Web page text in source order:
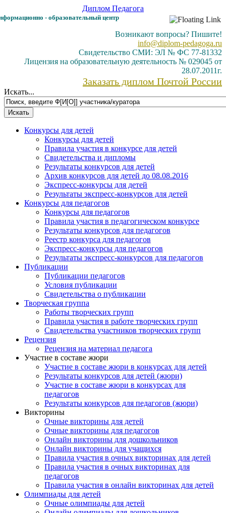
Диплом Педагога
- образовательный центр
Возникают вопросы? Пишите!
info@diplom-pedagoga.ru
Свидетельство СМИ: ЭЛ № ФС 77-81332
Лицензия на образовательную деятельность № 029045 от
28.07.2011г.
Заказать диплом Почтой России
Искать...
Конкурсы для детей
Конкурсы для детей
Правила участия в конкурсе для детей
Свидетельства и дипломы
Результаты конкурсов для детей
Архив конкурсов для детей до 08.08.2016
Экспресс-конкурсы для детей
Результаты экспресс-конкурсов для детей
Конкурсы для педагогов
Конкурсы для педагогов
Правила участия в педагогическом конкурсе
Результаты конкурсов для педагогов
Реестр конкурса для педагогов
Экспресс-конкурсы для педагогов
Результаты экспресс-конкурсов для педагогов
Публикации
Публикации педагогов
Условия публикации
Свидетельства о публикации
Творческая группа
Работы творческих групп
Правила участия в работе творческих групп
Свидетельства участников творческих групп
Рецензия
Рецензия на материал педагога
Участие в составе жюри
Участие в составе жюри в конкурсах для детей
Результаты конкурсов для детей (жюри)
Участие в составе жюри в конкурсах для
педагогов
Результаты конкурсов для педагогов (жюри)
Викторины
Очные викторины для детей
Очные викторины для педагогов
Онлайн викторины для дошкольников
Онлайн викторины для учащихся
Правила участия в очных викторинах для детей
Правила участия в очных викторинах для
педагогов
Правила участия в онлайн викторинах для детей
Олимпиады для детей
Очные олимпиады для детей